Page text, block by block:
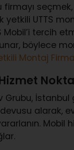
firmayı
yetkili UTTS
tercih
böylece
Montaj
Grubu,
alarak,
Mobil